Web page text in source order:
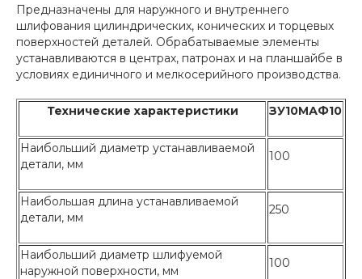
Предназначены для наружного и внутреннего
шлифования цилиндрических, конических и торцевых
поверхностей деталей. Обрабатываемые элементы
устанавливаются в центрах, патронах и на планшайбе в
условиях единичного и мелкосерийного производства.
Технические характеристики ЗУ10МАФ10
Наибольший диаметр устанавливаемой
детали, мм
100
Наибольшая длина устанавливаемой
детали, мм
250
Наибольший диаметр шлифуемой
наружной поверхности, мм
100